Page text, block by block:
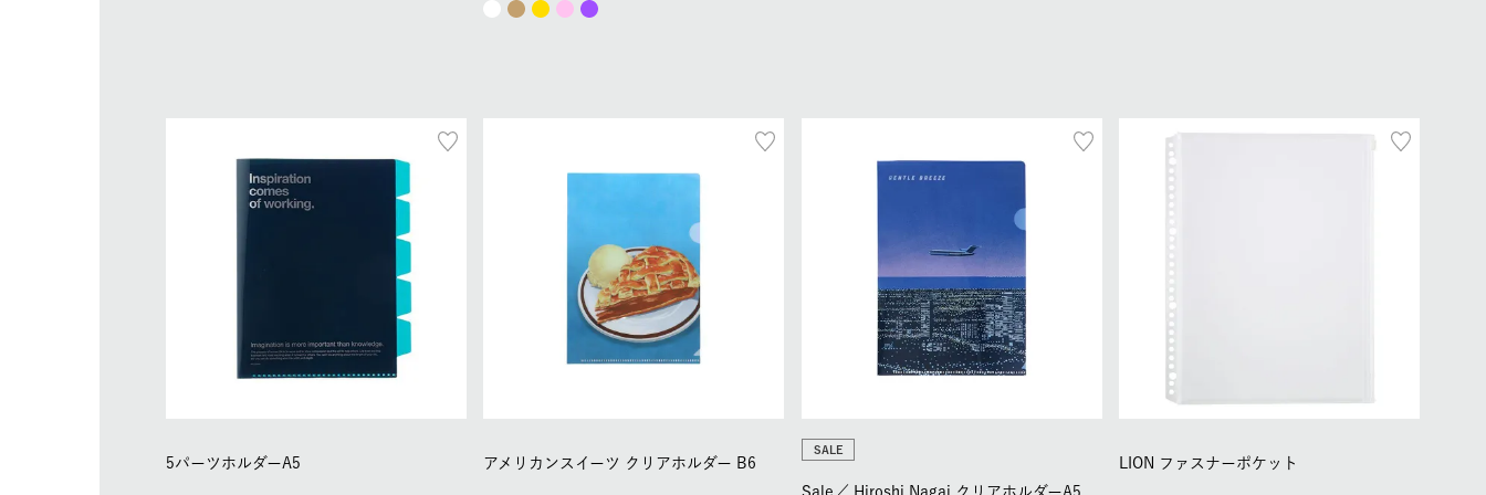
5パーツホルダーA5 アメリカンスイーツ クリアホルダー B6
SALE
LION ファスナーポケット